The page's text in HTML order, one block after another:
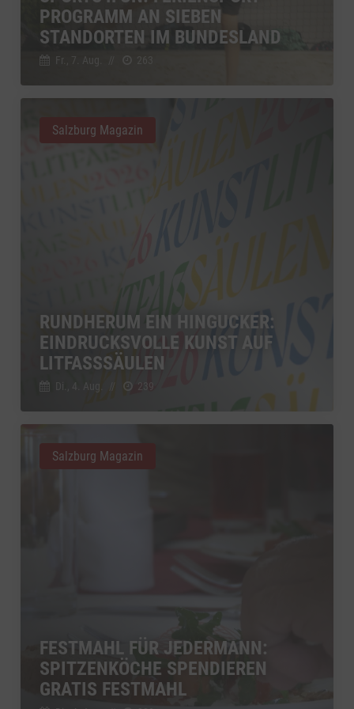
PROGRAMM AN SIEBEN
STANDORTEN IM BUNDESLAND
Fr., 7. Aug. 263
RUNDHERUM EIN HINGUCKER:
EINDRUCKSVOLLE KUNST AUF
LITFASSSÄULEN
Di., 4. Aug. // 239
Salzburg Magazin
FESTMAHL FÜR JEDERMANN:
SPITZENKÖCHE SPENDIEREN
GRATIS FESTMAHL
Salzburg Magazin
YouTube
Google Ireland Limited, Irland